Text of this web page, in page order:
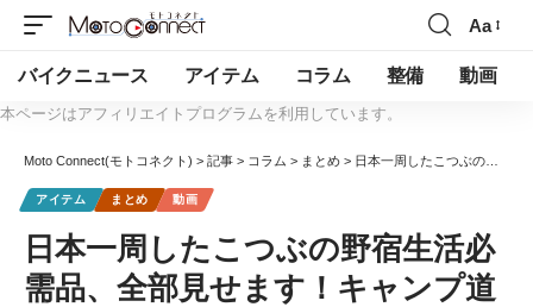
Aa
バイクニュース アイテム コラム 整備 動画
本ページはアフィリエイトプログラムを利用しています。
Moto Connect(モトコネクト) > 記事 > コラム > まとめ > 日本一周したこつぶの野宿生活必需品、全部見せます！キャンプ道具編
アイテム まとめ 動画
日本一周したこつぶの野宿生活必
需品、全部見せます！キャンプ道